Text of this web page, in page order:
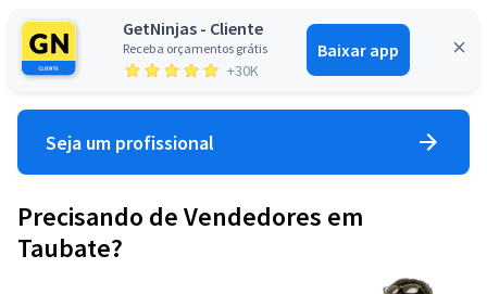
GetNinjas - Cliente
Receba orçamentos grátis
+30K
Baixar app
Entrar
Seja um profissional
Precisando de Vendedores em
Taubate?